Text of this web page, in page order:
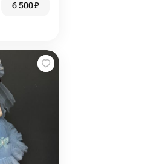
6 500₽